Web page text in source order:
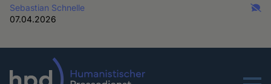
Sebastian Schnelle
07.04.2026